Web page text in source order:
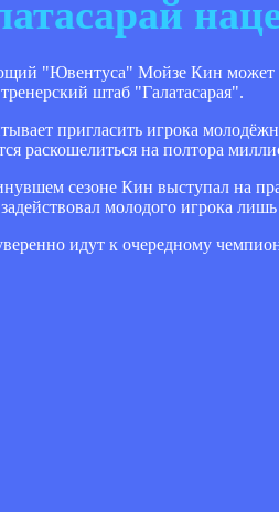
"Ювентуса" Мойзе Кин может
штаб "Галатасарая".
пригласить игрока
раскошелиться на полтора
сезоне Кин выступал на
молодого игрока
идут к очередному